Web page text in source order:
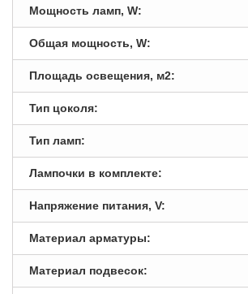
Мощность ламп, W:
Общая мощность, W:
Площадь освещения, м2:
Тип цоколя:
Тип ламп:
Лампочки в комплекте:
Напряжение питания, V:
Материал арматуры:
Материал подвесок: